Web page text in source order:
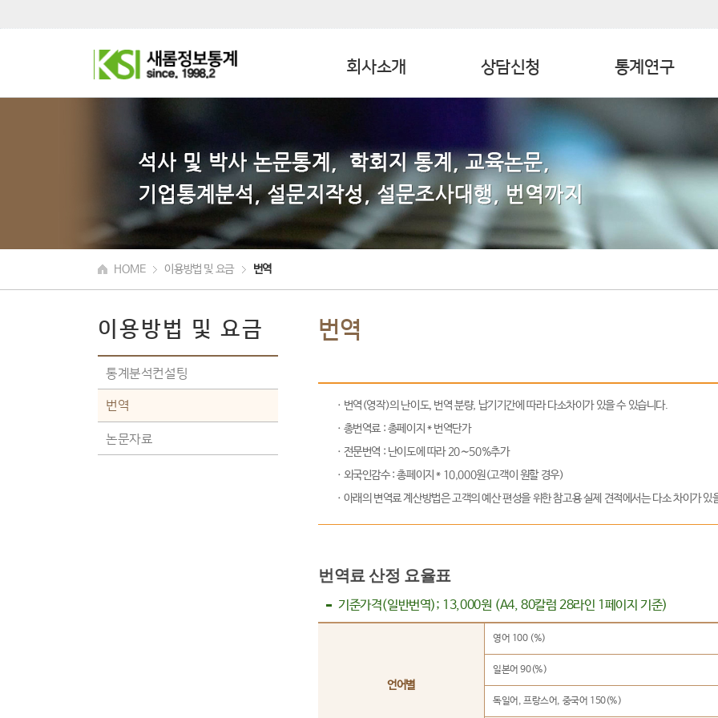
회사소개 상담신청 통계연구
HOME 이용방법 및 요금 번역
이용방법 및 요금
통계분석컨설팅
번역
논문자료
번역
ㆍ번역(영작)의 난이도, 번역 분량, 납기기간에 따라 다소차이가 있을 수 있습니다.
ㆍ총번역료 : 총페이지 * 번역단가
ㆍ전문번역 : 난이도에 따라 20∼50%추가
ㆍ외국인감수 : 총페이지 * 10,000원(고객이 원할 경우)
ㆍ아래의 변역료 계산방법은 고객의 예산 편성을 위한 참고용 실제 견적에서는 다소 차이가 있
번역료 산정 요율표
기준가격(일반번역); 13,000원 (A4, 80칼럼 28라인 1페이지 기준)
언어별
영어 100 (%)
일본어 90(%)
독일어, 프랑스어, 중국어 150(%)